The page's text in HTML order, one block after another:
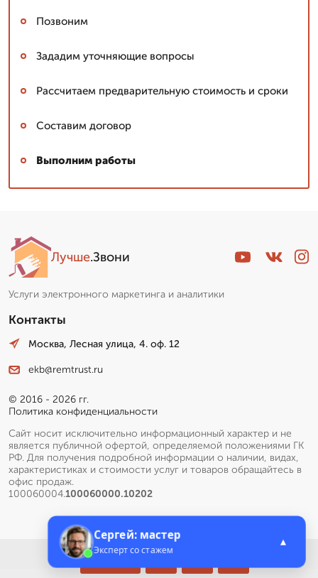
Позвоним
Зададим уточняющие вопросы
Рассчитаем предварительную стоимость и сроки
Составим договор
Выполним работы
Лучше.Звони
Услуги электронного маркетинга и аналитики
Контакты
Москва, Лесная улица, 4. оф. 12
ekb@remtrust.ru
© 2016 - 2026 гг.
Политика конфиденциальности
Сайт носит исключительно информационный характер и не
является публичной офертой, определяемой положениями ГК
РФ. Для получения подробной информации о наличии, видах,
характеристиках и стоимости услуг и товаров обращайтесь в
офис продаж.
100060004.100060000.10202
Меню
Сергей: мастер
Эксперт со стажем
▲